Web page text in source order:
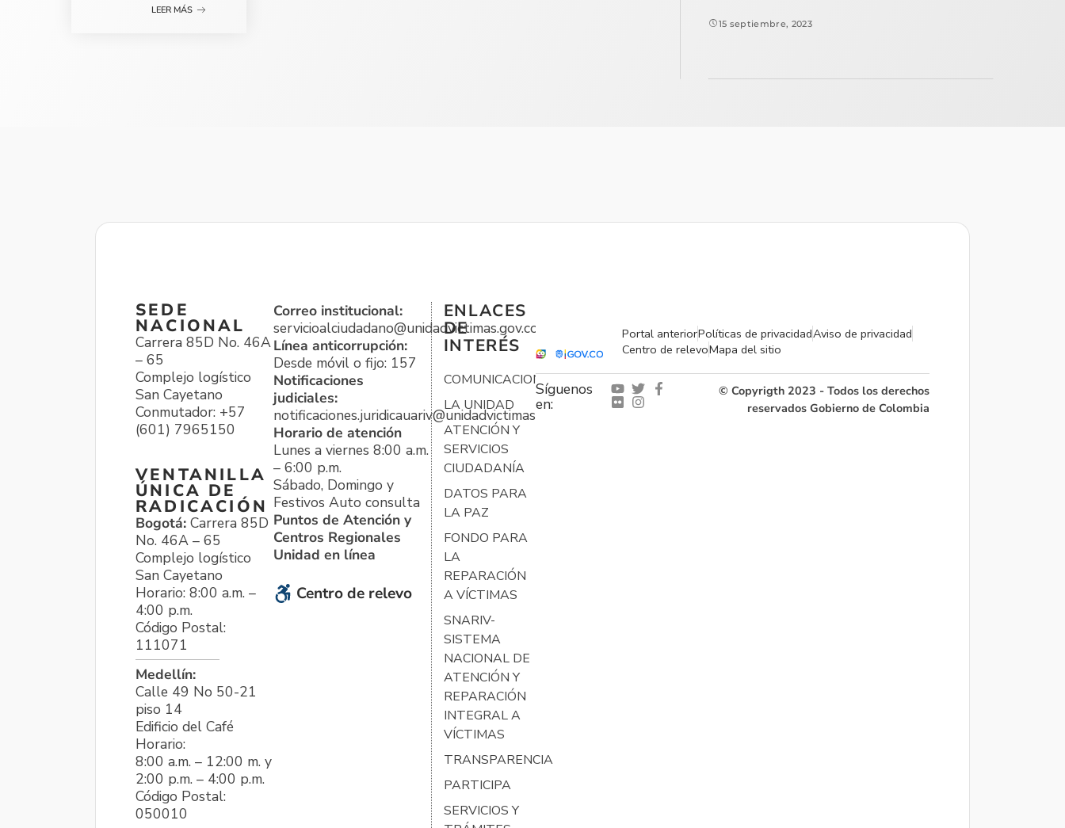
LEER MÁS
15 septiembre, 2023
SEDE
NACIONAL
Carrera 85D No. 46A
– 65
Complejo logístico
San Cayetano
Conmutador: +57
(601) 7965150
VENTANILLA
ÚNICA DE
RADICACIÓN
Bogotá: Carrera 85D
No. 46A – 65
Complejo logístico
San Cayetano
Horario: 8:00 a.m. –
4:00 p.m.
Código Postal:
111071
Medellín:
Calle 49 No 50-21
piso 14
Edificio del Café
Horario:
8:00 a.m. – 12:00 m. y
2:00 p.m. – 4:00 p.m.
Código Postal:
050010
Correo institucional:
servicioalciudadano@unidadvictimas.gov.co
Línea anticorrupción:
Desde móvil o fijo: 157
Notificaciones
judiciales:
notificaciones.juridicauariv@unidadvictimas.gov.co
Horario de atención
Lunes a viernes 8:00 a.m.
– 6:00 p.m.
Sábado, Domingo y
Festivos Auto consulta
Puntos de Atención y
Centros Regionales
Unidad en línea
Centro de relevo
ENLACES
DE
INTERÉS
COMUNICACIONES
LA UNIDAD
ATENCIÓN Y
SERVICIOS
CIUDADANÍA
DATOS PARA
LA PAZ
FONDO PARA
LA
REPARACIÓN
A VÍCTIMAS
SNARIV-
SISTEMA
NACIONAL DE
ATENCIÓN Y
REPARACIÓN
INTEGRAL A
VÍCTIMAS
TRANSPARENCIA
PARTICIPA
SERVICIOS Y
Portal anteriorPolíticas de privacidadAviso de privacidad
Centro de relevoMapa del sitio
Síguenos
en:
© Copyrigth 2023 - Todos los derechos
reservados Gobierno de Colombia